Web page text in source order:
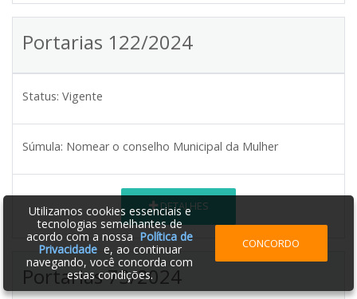
Portarias 122/2024
Status: Vigente
Súmula: Nomear o conselho Municipal da Mulher
DETALHES
Portarias 73/2024
Utilizamos cookies essenciais e
tecnologias semelhantes de
acordo com a nossa Política de
Privacidadee, ao continuar
navegando, você concorda com
estas condições.
CONCORDO